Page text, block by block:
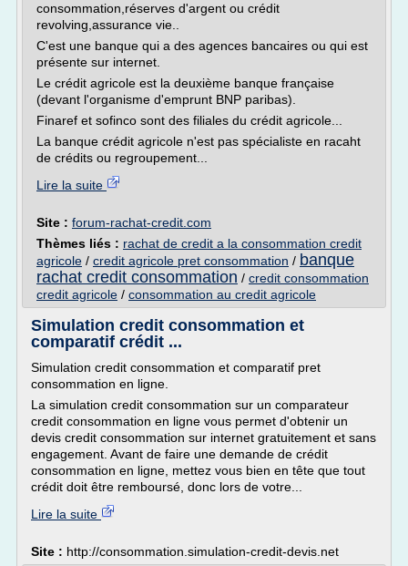
consommation,réserves d'argent ou crédit
revolving,assurance vie..
C'est une banque qui a des agences bancaires ou qui est
présente sur internet.
Le crédit agricole est la deuxième banque française
(devant l'organisme d'emprunt BNP paribas).
Finaref et sofinco sont des filiales du crédit agricole...
La banque crédit agricole n'est pas spécialiste en racaht
de crédits ou regroupement...
Lire la suite
Site : forum-rachat-credit.com
Thèmes liés : rachat de credit a la consommation credit
agricole / credit agricole pret consommation / banque
rachat credit consommation / credit consommation
credit agricole / consommation au credit agricole
Simulation credit consommation et
comparatif crédit ...
Simulation credit consommation et comparatif pret
consommation en ligne.
La simulation credit consommation sur un comparateur
credit consommation en ligne vous permet d'obtenir un
devis credit consommation sur internet gratuitement et sans
engagement. Avant de faire une demande de crédit
consommation en ligne, mettez vous bien en tête que tout
crédit doit être remboursé, donc lors de votre...
Lire la suite
Site : http://consommation.simulation-credit-devis.net